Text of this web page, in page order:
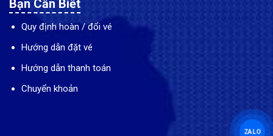
Bạn Cần Biết
Quy định hoàn / đổi vé
Hướng dẫn đặt vé
Hướng dẫn thanh toán
Chuyển khoản
ZALO